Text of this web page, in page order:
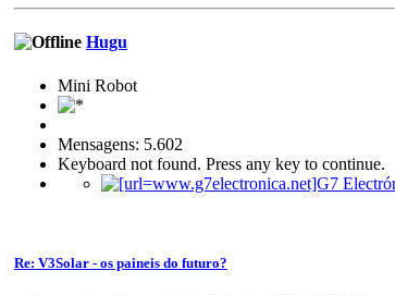
Hugu
Mini Robot
Mensagens: 5.602
Keyboard not found. Press any key to continue.
Re: V3Solar - os paineis do futuro?